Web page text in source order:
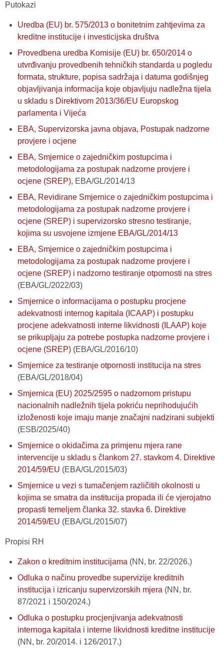
Putokazi
Uredba (EU) br. 575/2013 o bonitetnim zahtjevima za
kreditne institucije i investicijska društva
Provedbena uredba Komisije (EU) br. 650/2014 o
utvrđivanju provedbenih tehničkih standarda u pogledu
formata, strukture, popisa sadržaja i datuma godišnjeg
objavljivanja informacija koje objavljuju nadležna tijela
u skladu s Direktivom 2013/36/EU Europskog
parlamenta i Vijeća
EBA, Supervizorska javna objava, Postupak nadzorne
provjere i ocjene
EBA, Smjernice o zajedničkim postupcima i
metodologijama za postupak nadzorne provjere i
ocjene (SREP), EBA/GL/2014/13
EBA, Revidirane Smjernice o zajedničkim postupcima i
metodologijama za postupak nadzorne provjere i
ocjene (SREP) i supervizorsko stresno testiranje,
kojima su usvojene izmjene EBA/GL/2014/13
EBA, Smjernice o zajedničkim postupcima i
metodologijama za postupak nadzorne provjere i
ocjene (SREP) i nadzorno testiranje otpornosti na stres
(EBA/GL/2022/03)
Smjernice o informacijama o postupku procjene
adekvatnosti internog kapitala (ICAAP) i postupku
procjene adekvatnosti interne likvidnosti (ILAAP) koje
se prikupljaju za potrebe postupka nadzorne provjere i
ocjene (SREP) (EBA/GL/2016/10)
Smjernice za testiranje otpornosti institucija na stres
(EBA/GL/2018/04)
Smjernica (EU) 2025/2595 o nadzornom pristupu
nacionalnih nadležnih tijela pokriću neprihodujućih
izloženosti koje imaju manje značajni nadzirani subjekti
(ESB/2025/40)
Smjernice o okidačima za primjenu mjera rane
intervencije u skladu s člankom 27. stavkom 4. Direktive
2014/59/EU (EBA/GL/2015/03)
Smjernice u vezi s tumačenjem različitih okolnosti u
kojima se smatra da institucija propada ili će vjerojatno
propasti temeljem članka 32. stavka 6. Direktive
2014/59/EU (EBA/GL/2015/07)
Propisi RH
Zakon o kreditnim institucijama (NN, br. 22/2026.)
Odluka o načinu provedbe supervizije kreditnih
institucija i izricanju supervizorskih mjera (NN, br.
87/2021 i 150/2024.)
Odluka o postupku procjenjivanja adekvatnosti
internoga kapitala i interne likvidnosti kreditne institucije
(NN, br. 20/2014. i 126/2017.)